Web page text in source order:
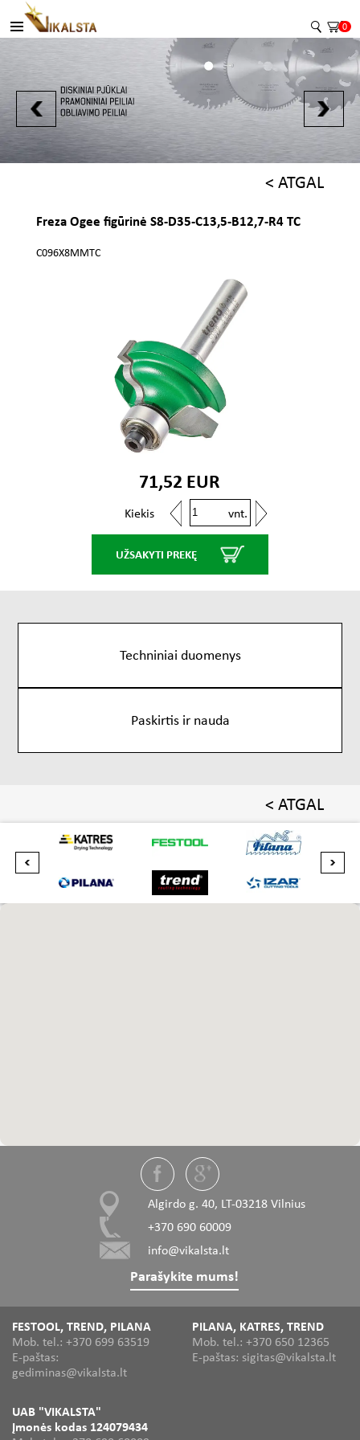
0
< ATGAL
Freza Ogee figūrinė S8-D35-C13,5-B12,7-R4 TC
C096X8MMTC
71,52 EUR
Kiekis vnt.
UŽSAKYTI PREKĘ
Techniniai duomenys
Paskirtis ir nauda
< ATGAL
Algirdo g. 40, LT-03218 Vilnius
+370 690 60009
info@vikalsta.lt
Parašykite mums!
FESTOOL, TREND, PILANA
Mob. tel.: +370 699 63519
E-paštas:
gediminas@vikalsta.lt
PILANA, KATRES, TREND
Mob. tel.: +370 650 12365
E-paštas: sigitas@vikalsta.lt
UAB "VIKALSTA"
Įmonės kodas 124079434